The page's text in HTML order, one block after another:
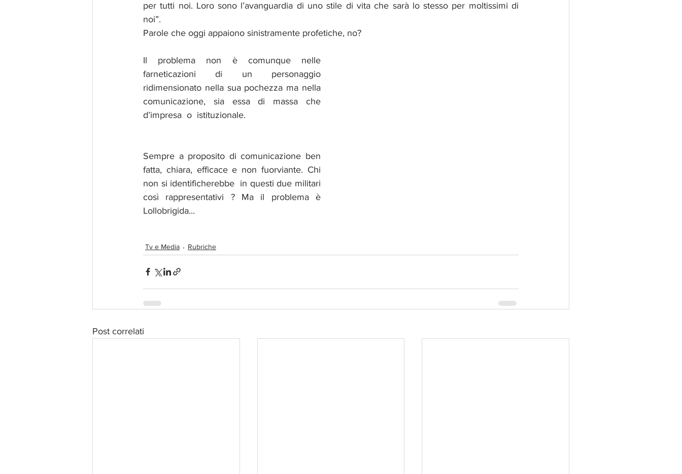
per tutti noi. Loro sono l’avanguardia di uno stile di vita che sarà lo stesso per moltissimi di
noi”.
Parole che oggi appaiono sinistramente profetiche, no?
Il problema non è comunque nelle
farneticazioni di un personaggio
ridimensionato nella sua pochezza ma nella
comunicazione, sia essa di massa che
d’impresa  o  istituzionale.
Sempre a proposito di comunicazione ben
fatta, chiara, efficace e non fuorviante. Chi
non si identificherebbe  in questi due militari
così rappresentativi ? Ma il problema è
Lollobrigida...
Tv e Media Rubriche
Post correlati